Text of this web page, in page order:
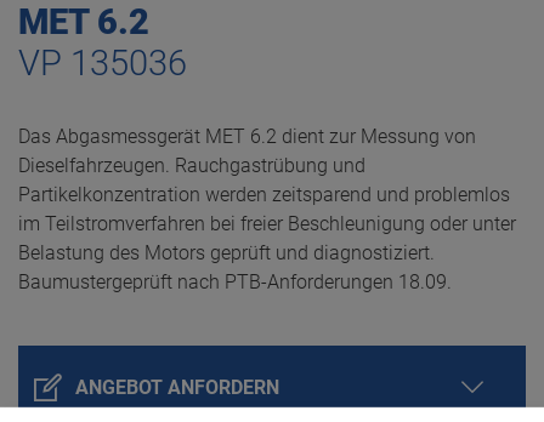
MET 6.2
VP 135036
Das Abgasmessgerät MET 6.2 dient zur Messung von
Dieselfahrzeugen. Rauchgastrübung und
Partikelkonzentration werden zeitsparend und problemlos
im Teilstromverfahren bei freier Beschleunigung oder unter
Belastung des Motors geprüft und diagnostiziert.
Baumustergeprüft nach PTB-Anforderungen 18.09.
ANGEBOT ANFORDERN